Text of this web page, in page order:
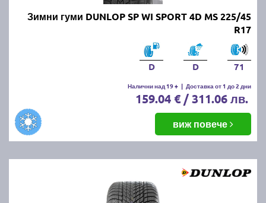
Зимни гуми DUNLOP SP WI SPORT 4D MS 225/45
R17
D D 71
Налични над 19 + | Доставка от 1 до 2 дни
159.04 € / 311.06 лв.
виж повече